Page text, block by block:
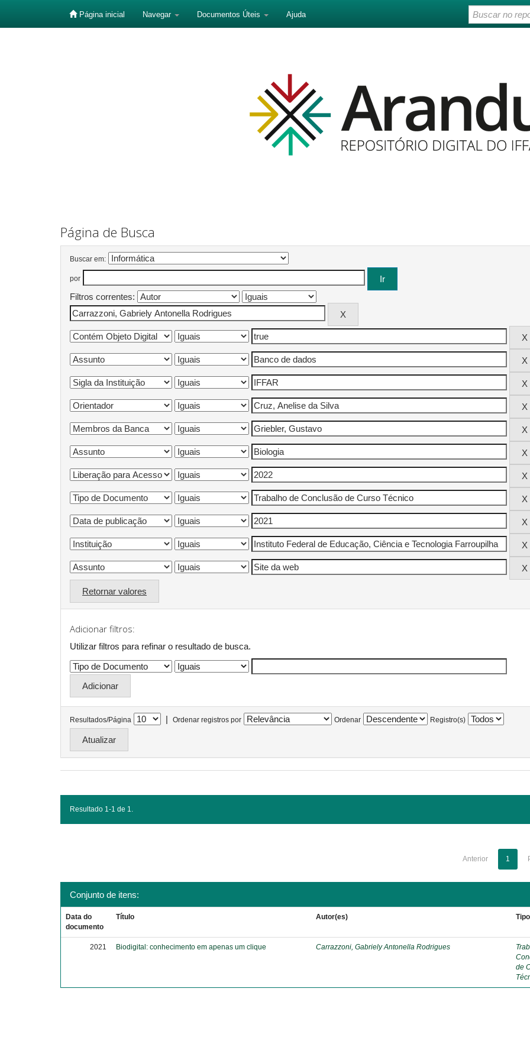
Página inicial Navegar Documentos Úteis Ajuda
Página de Busca
Buscar em:
por
Filtros correntes:
Retornar valores
Adicionar filtros:
Utilizar filtros para refinar o resultado de busca.
Resultados/Página | Ordenar registros por Ordenar Registro(s)
Resultado 1-1 de 1.
Anterior 1
Conjunto de itens:
Data do
documento
Título Autor(es) Tipo
2021 Biodigital: conhecimento em apenas um clique Carrazzoni, Gabriely Antonella Rodrigues
de